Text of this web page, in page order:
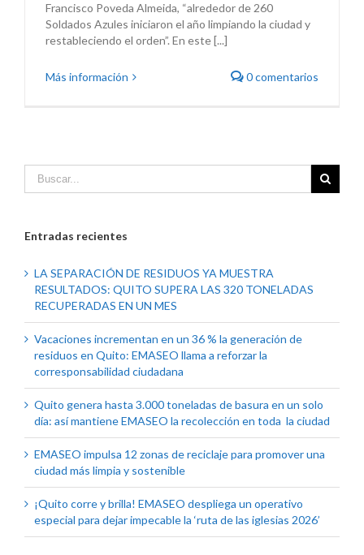
Francisco Poveda Almeida, “alrededor de 260
Soldados Azules iniciaron el año limpiando la ciudad y
restableciendo el orden”. En este [...]
Más información 0 comentarios
Entradas recientes
LA SEPARACIÓN DE RESIDUOS YA MUESTRA
RESULTADOS: QUITO SUPERA LAS 320 TONELADAS
RECUPERADAS EN UN MES
Vacaciones incrementan en un 36 % la generación de
residuos en Quito: EMASEO llama a reforzar la
corresponsabilidad ciudadana
Quito genera hasta 3.000 toneladas de basura en un solo
día: así mantiene EMASEO la recolección en toda la ciudad
EMASEO impulsa 12 zonas de reciclaje para promover una
ciudad más limpia y sostenible
¡Quito corre y brilla! EMASEO despliega un operativo
especial para dejar impecable la ‘ruta de las iglesias 2026’